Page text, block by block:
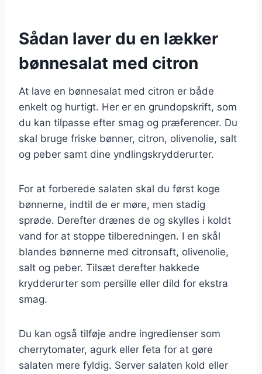
Sådan laver du en lækker
bønnesalat med citron
At lave en bønnesalat med citron er både
enkelt og hurtigt. Her er en grundopskrift, som
du kan tilpasse efter smag og præferencer. Du
skal bruge friske bønner, citron, olivenolie, salt
og peber samt dine yndlingskrydderurter.
For at forberede salaten skal du først koge
bønnerne, indtil de er møre, men stadig
sprøde. Derefter drænes de og skylles i koldt
vand for at stoppe tilberedningen. I en skål
blandes bønnerne med citronsaft, olivenolie,
salt og peber. Tilsæt derefter hakkede
krydderurter som persille eller dild for ekstra
smag.
Du kan også tilføje andre ingredienser som
cherrytomater, agurk eller feta for at gøre
salaten mere fyldig. Server salaten kold eller